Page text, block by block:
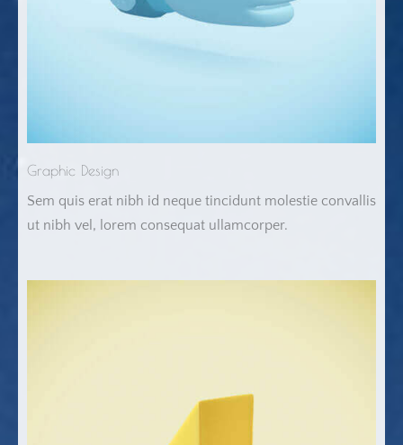
Graphic Design
Sem quis erat nibh id neque tincidunt molestie convallis
ut nibh vel, lorem consequat ullamcorper.